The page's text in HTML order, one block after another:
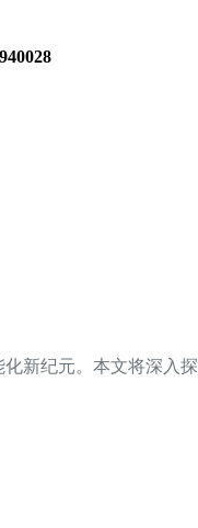
新纪元。本文将深入探